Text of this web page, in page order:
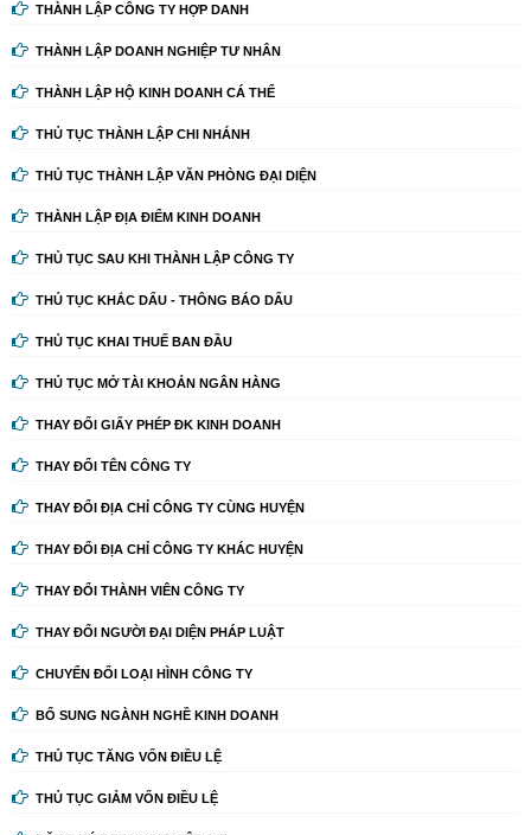
THÀNH LẬP CÔNG TY HỢP DANH
THÀNH LẬP DOANH NGHIỆP TƯ NHÂN
THÀNH LẬP HỘ KINH DOANH CÁ THỂ
THỦ TỤC THÀNH LẬP CHI NHÁNH
THỦ TỤC THÀNH LẬP VĂN PHÒNG ĐẠI DIỆN
THÀNH LẬP ĐỊA ĐIỂM KINH DOANH
THỦ TỤC SAU KHI THÀNH LẬP CÔNG TY
THỦ TỤC KHẮC DẤU - THÔNG BÁO DẤU
THỦ TỤC KHAI THUẾ BAN ĐẦU
THỦ TỤC MỞ TÀI KHOẢN NGÂN HÀNG
THAY ĐỔI GIẤY PHÉP ĐK KINH DOANH
THAY ĐỔI TÊN CÔNG TY
THAY ĐỔI ĐỊA CHỈ CÔNG TY CÙNG HUYỆN
THAY ĐỔI ĐỊA CHỈ CÔNG TY KHÁC HUYỆN
THAY ĐỔI THÀNH VIÊN CÔNG TY
THAY ĐỔI NGƯỜI ĐẠI DIỆN PHÁP LUẬT
CHUYỂN ĐỔI LOẠI HÌNH CÔNG TY
BỔ SUNG NGÀNH NGHỀ KINH DOANH
THỦ TỤC TĂNG VỐN ĐIỀU LỆ
THỦ TỤC GIẢM VỐN ĐIỀU LỆ